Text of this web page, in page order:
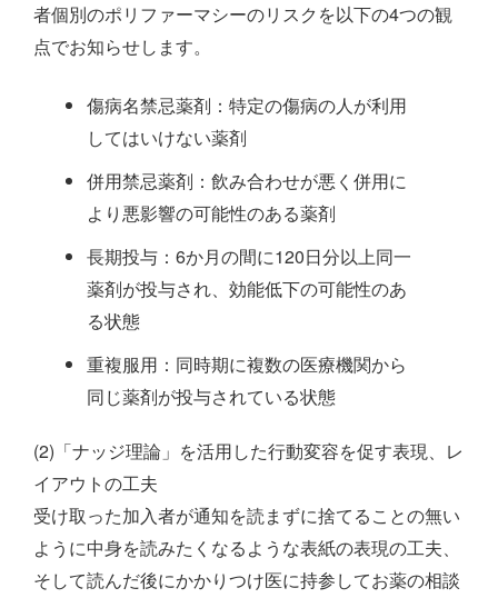
者個別のポリファーマシーのリスクを以下の4つの観
点でお知らせします。
傷病名禁忌薬剤：特定の傷病の人が利用
してはいけない薬剤
併用禁忌薬剤：飲み合わせが悪く併用に
より悪影響の可能性のある薬剤
長期投与：6か月の間に120日分以上同一
薬剤が投与され、効能低下の可能性のあ
る状態
重複服用：同時期に複数の医療機関から
同じ薬剤が投与されている状態
(2)「ナッジ理論」を活用した行動変容を促す表現、レ
イアウトの工夫
受け取った加入者が通知を読まずに捨てることの無い
ように中身を読みたくなるような表紙の表現の工夫、
そして読んだ後にかかりつけ医に持参してお薬の相談